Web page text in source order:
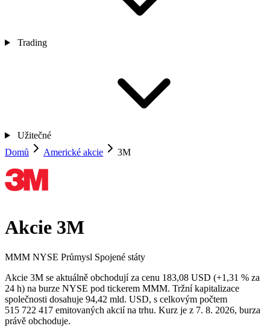
Trading
Užitečné
Domů
Americké akcie 3M
Akcie 3M
MMM NYSE Průmysl Spojené státy
Akcie 3M se aktuálně obchodují za cenu 183,08 USD (+1,31 % za
24 h) na burze NYSE pod tickerem MMM. Tržní kapitalizace
společnosti dosahuje 94,42 mld. USD, s celkovým počtem
515 722 417 emitovaných akcií na trhu. Kurz je z 7. 8. 2026, burza
právě obchoduje.